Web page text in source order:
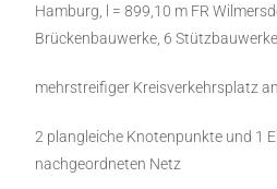
Hamburg, l = 899,10 m FR
Brückenbauwerke, 6
mehrstreifiger Kreisverkehrsplatz
2 plangleiche Knotenpunkte und 1
nachgeordneten Netz